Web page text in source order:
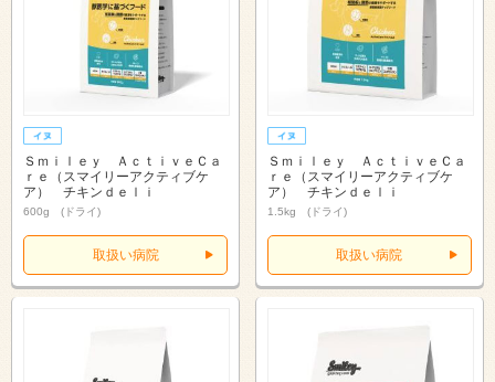
Ｓｍｉｌｅｙ ＡｃｔｉｖｅＣａ
ｒｅ（スマイリーアクティブケ
ア） チキンｄｅｌｉ
600g (ドライ)
取扱い病院
Ｓｍｉｌｅｙ ＡｃｔｉｖｅＣａ
ｒｅ（スマイリーアクティブケ
ア） チキンｄｅｌｉ
1.5kg (ドライ)
取扱い病院